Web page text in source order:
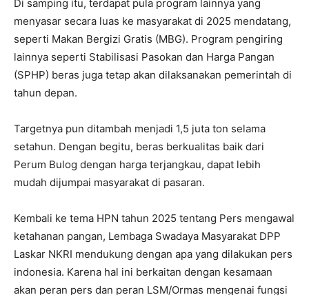
Di samping itu, terdapat pula program lainnya yang
menyasar secara luas ke masyarakat di 2025 mendatang,
seperti Makan Bergizi Gratis (MBG). Program pengiring
lainnya seperti Stabilisasi Pasokan dan Harga Pangan
(SPHP) beras juga tetap akan dilaksanakan pemerintah di
tahun depan.
Targetnya pun ditambah menjadi 1,5 juta ton selama
setahun. Dengan begitu, beras berkualitas baik dari
Perum Bulog dengan harga terjangkau, dapat lebih
mudah dijumpai masyarakat di pasaran.
Kembali ke tema HPN tahun 2025 tentang Pers mengawal
ketahanan pangan, Lembaga Swadaya Masyarakat DPP
Laskar NKRI mendukung dengan apa yang dilakukan pers
indonesia. Karena hal ini berkaitan dengan kesamaan
akan peran pers dan peran LSM/Ormas mengenai fungsi